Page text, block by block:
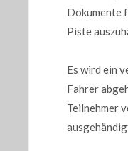
Dokumente
Piste
Es wird ein
Fahrer
Teilnehmer